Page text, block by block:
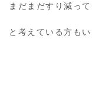
まだまだすり減って
と考えている方も